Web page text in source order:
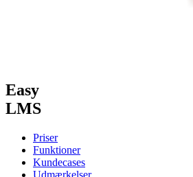
Easy
LMS
Priser
Funktioner
Kundecases